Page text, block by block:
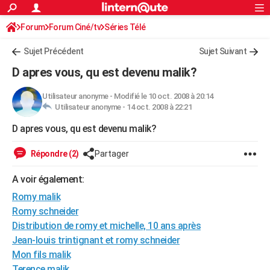
ACTUALITÉS
Politique
Société
Faits Divers
Education
Monde
Villes
+
FINANCE
Retraite
Impôts
Epargne
Immobilier
Risques naturels par ville
Banque
Assurance
Crédit
AUTO
Essais
Réserver un essai
Citadines
Berlines
SUV
Forum auto
+HIGH-TECH
Mobiles
Meilleur smartphone
Internet
Ordinateurs
Jeux vidéo
Guide high-tech
BRICOLAGE
Forum
Aménagement intérieur
Extérieur
Cuisine
Salle de bains
Jardinage
Rangement
WEEK-END
Guides de France
Escapades
Patrimoine
Expositions
Musées
Week-end nature
+LIFESTYLE
Art de vivre
Bien-être
Loisirs
Mode
Modes de vie
SANTE
Alimentation
Guide de la santé
Maladies
Médicaments
Sommeil
VOYAGE
S'inscrire
Connexion
Forum Forum Ciné/tv Séries Télé
Sujet Précédent Sujet Suivant
D apres vous, qu est devenu malik?
Utilisateur anonyme- Modifié le 10 oct. 2008 à 20:14
Utilisateur anonyme - 14 oct. 2008 à 22:21
D apres vous, qu est devenu malik?
Répondre (2) Partager
A voir également:
Romy malik
Romy schneider
Distribution de romy et michelle, 10 ans après
Jean-louis trintignant et romy schneider
Mon fils malik